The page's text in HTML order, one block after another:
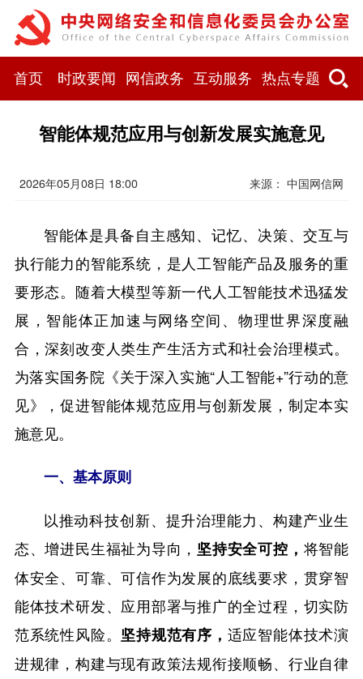
首页 时政要闻 网信政务 互动服务 热点专题
智能体规范应用与创新发展实施意见
2026年05月08日 18:00 来源：中国网信网
智能体是具备自主感知、记忆、决策、交互与
执行能力的智能系统，是人工智能产品及服务的重
要形态。随着大模型等新一代人工智能技术迅猛发
展，智能体正加速与网络空间、物理世界深度融
合，深刻改变人类生产生活方式和社会治理模式。
为落实国务院《关于深入实施“人工智能+”行动的意
见》，促进智能体规范应用与创新发展，制定本实
施意见。
一、基本原则
以推动科技创新、提升治理能力、构建产业生
态、增进民生福祉为导向， 坚持安全可控， 将智能
体安全、可靠、可信作为发展的底线要求，贯穿智
能体技术研发、应用部署与推广的全过程，切实防
范系统性风险。 坚持规范有序， 适应智能体技术演
进规律，构建与现有政策法规衔接顺畅、行业自律